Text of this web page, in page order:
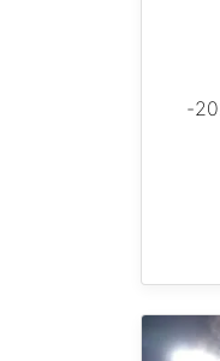
الأنصار بطلًا للدوري اللبناني للموسم 2025-